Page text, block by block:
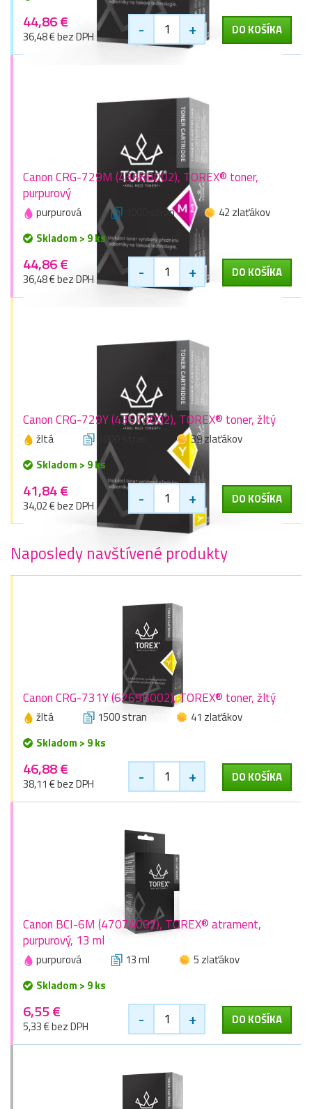
44,86 €
36,48 € bez DPH - + DO KOŠÍKA
Canon CRG-729M (4368B002), TOREX® toner,
purpurový
purpurová 1000 stran
42 zlaťákov
Skladom > 9 ks
44,86 €
36,48 € bez DPH - + DO KOŠÍKA
Canon CRG-729Y (4367B002), TOREX® toner, žltý
žltá 1000 stran
39 zlaťákov
Skladom > 9 ks
41,84 €
34,02 € bez DPH - + DO KOŠÍKA
Naposledy navštívené produkty
Canon CRG-731Y (6269B002), TOREX® toner, žltý
žltá 1500 stran
41 zlaťákov
Skladom > 9 ks
46,88 €
38,11 € bez DPH - + DO KOŠÍKA
Canon BCI-6M (4707A002), TOREX® atrament,
purpurový, 13 ml
purpurová 13 ml
5 zlaťákov
Skladom > 9 ks
6,55 €
5,33 € bez DPH - + DO KOŠÍKA